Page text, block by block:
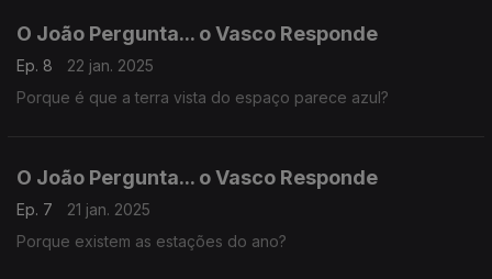
O João Pergunta... o Vasco Responde
Ep. 8
22 jan. 2025
Porque é que a terra vista do espaço parece azul?
O João Pergunta... o Vasco Responde
Ep. 7
21 jan. 2025
Porque existem as estações do ano?